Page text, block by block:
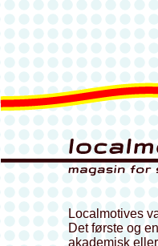
Localmotives
Det første og
akademisk